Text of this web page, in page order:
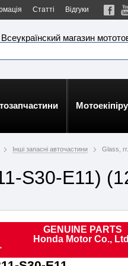
Статті Відгуки
магазин
Інші запасні авточастини Glass,
S30-E11)
GENUINE PARTS
Honda Motor Co.,